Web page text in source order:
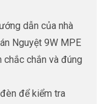
dẫn của nhà
Nguyệt 9W MPE
chắn và đúng
để kiểm tra